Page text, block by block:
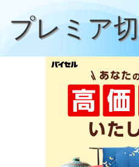
プレミア